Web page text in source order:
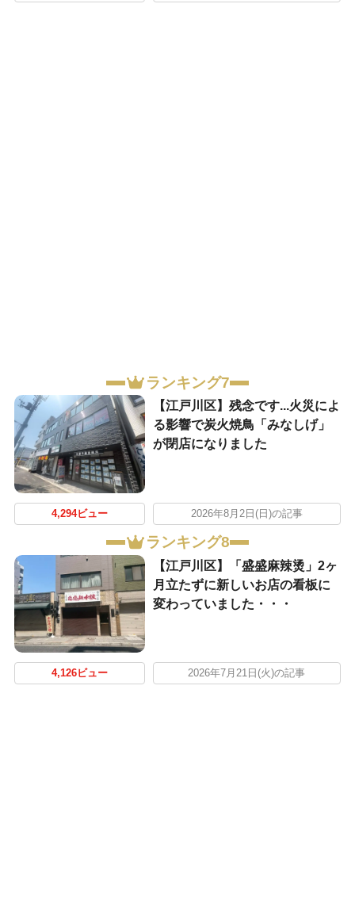
ランキング7
【江戸川区】残念です...火災によ
る影響で炭火焼鳥「みなしげ」
が閉店になりました
4,294ビュー 2026年8月2日(日)の記事
ランキング8
【江戸川区】「盛盛麻辣烫」2ヶ
月立たずに新しいお店の看板に
変わっていました・・・
4,126ビュー 2026年7月21日(火)の記事